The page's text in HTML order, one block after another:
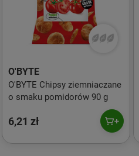
O'BYTE
O'BYTE Chipsy ziemniaczane
o smaku pomidorów 90 g
6,21 zł